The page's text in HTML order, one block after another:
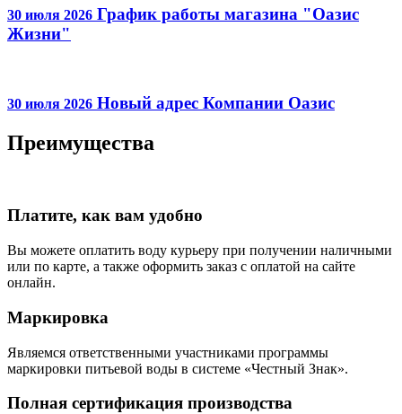
30 июля 2026 График работы магазина "Оазис
Жизни"
30 июля 2026 Новый адрес Компании Оазис
Преимущества
Платите, как вам удобно
Вы можете оплатить воду курьеру при получении наличными
или по карте, а также оформить заказ с оплатой на сайте
онлайн.
Маркировка
Являемся ответственными участниками программы
маркировки питьевой воды в системе «Честный Знак».
Полная сертификация производства